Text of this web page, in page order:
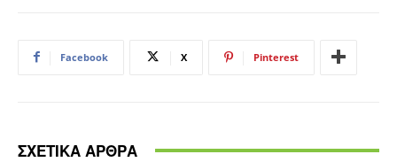
Facebook X Pinterest
ΣΧΕΤΙΚΑ ΑΡΘΡΑ